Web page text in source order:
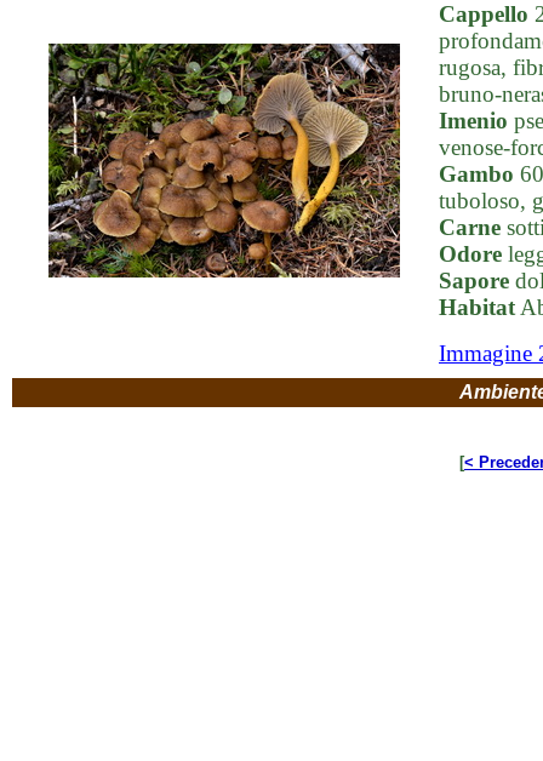
Cappello
rugosa,
bruno-
Imenio
venose-
Gambo
tuboloso,
Carne
Odore
Sapore
Habitat
Immagine
[<